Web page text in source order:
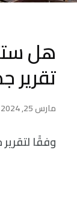
هل
تقرير
مارس 25, 2024
وفقًا